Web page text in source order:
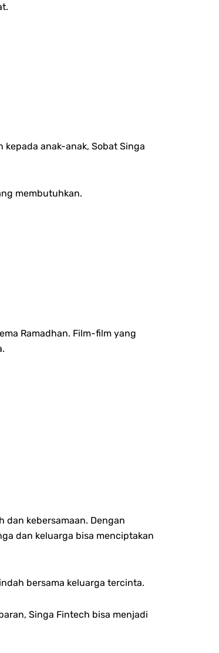
anak-anak, Sobat Singa
membutuhkan.
Ramadhan. Film-film yang
dan kebersamaan. Dengan
dan keluarga bisa menciptakan
bersama keluarga tercinta.
Singa Fintech bisa menjadi